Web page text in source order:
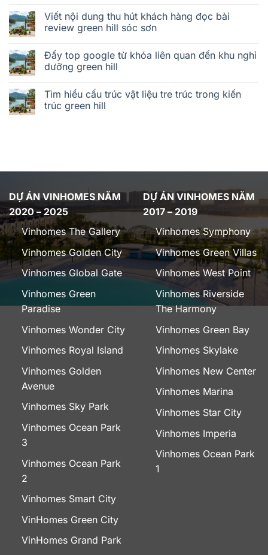
Viết nội dung thu hút khách hàng đọc bài
review green hill sóc sơn
Đẩy top google từ khóa liên quan đến khu nghỉ
dưỡng green hill
Tìm hiểu cấu trúc vật liệu tre trúc trong kiến
trúc green hill
DỰ ÁN VINHOMES NĂM
2020 – 2025
Vinhomes The Gallery
Vinhomes Golden City
Vinhomes Global Gate
Vinhomes Green
Paradise
Vinhomes Wonder City
Vinhomes Royal Island
Vinhomes Golden
Avenue
Vinhomes Sky Park
Vinhomes Ocean Park
3
Vinhomes Ocean Park
2
Vinhomes Smart City
VinHomes Green City
VinHomes Grand Park
DỰ ÁN VINHOMES NĂM
2017 – 2019
Vinhomes Symphony
Vinhomes Green Villas
Vinhomes West Point
Vinhomes Riverside
The Harmony
Vinhomes Green Bay
Vinhomes Skylake
Vinhomes New Center
Vinhomes Marina
Vinhomes Star City
Vinhomes Imperia
Vinhomes Ocean Park
1